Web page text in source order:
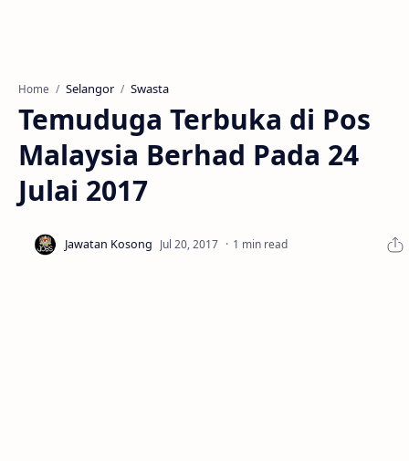
Home Selangor Swasta
Temuduga Terbuka di Pos
Malaysia Berhad Pada 24
Julai 2017
1 min read